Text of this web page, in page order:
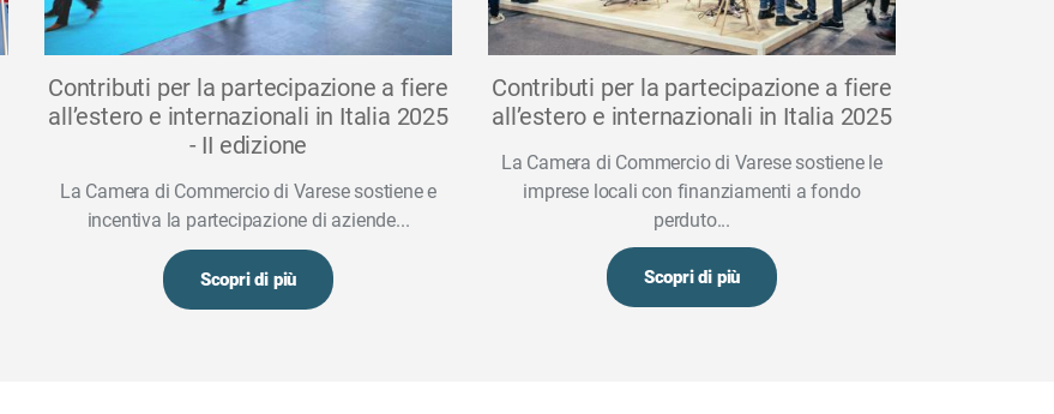
Contributi per la partecipazione a fiere
all’estero e internazionali in Italia 2025
- II edizione
La Camera di Commercio di Varese sostiene e
incentiva la partecipazione di aziende...
Scopri di più
Contributi per la partecipazione a fiere
all’estero e internazionali in Italia 2025
La Camera di Commercio di Varese sostiene le
imprese locali con finanziamenti a fondo
perduto...
Scopri di più